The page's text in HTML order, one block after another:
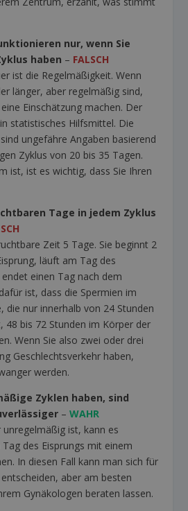
nur, wenn Sie
haben – FALSCH
ist die Regelmäßigkeit. Wenn
länger, aber regelmäßig sind,
Einschätzung machen. Der
statistisches Hilfsmittel. Die
ungefähre Angaben basierend
Zyklus von 20 bis 35 Tagen.
ist, ist es wichtig, dass Sie Ihren
Tage in jedem Zyklus
Zeit 5 Tage. Sie beginnt 2
läuft am Tag des
einen Tag nach dem
ist, dass die Spermien im
die nur innerhalb von 24 Stunden
48 bis 72 Stunden im Körper der
Wenn Sie also zwei oder drei
Geschlechtsverkehr haben,
werden.
Zyklen haben, sind
–WAHR
ist, kann es
des Eisprungs mit einem
In diesen Fall kann man sich für
aber am besten
Gynäkologen beraten lassen.